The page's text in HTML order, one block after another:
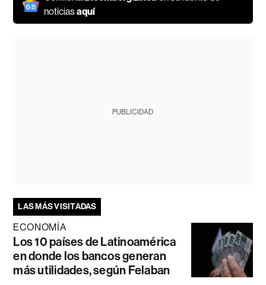
noticiasaquí
PUBLICIDAD
LAS MÁS VISITADAS
ECONOMÍA
Los 10 países de Latinoamérica
en donde los bancos generan
más utilidades, según Felaban